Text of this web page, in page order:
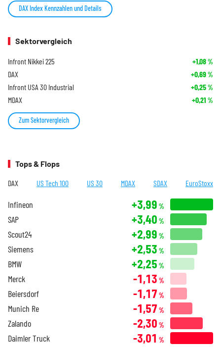
DAX Index Kennzahlen und Details
Sektorvergleich
Infront Nikkei 225 +1,08%
DAX +0,69%
Infront USA 30 Industrial +0,25%
MDAX +0,21 %
Zum Sektorvergleich
Tops & Flops
DAX US Tech 100 US 30 MDAX SDAX EuroStoxx
Infineon +3,99 %
SAP +3,40 %
Scout24 +2,99 %
Siemens +2,53 %
BMW +2,25 %
Merck -1,13 %
Beiersdorf -1,17 %
Munich Re -1,57 %
Zalando -2,30 %
Daimler Truck -3,01 %